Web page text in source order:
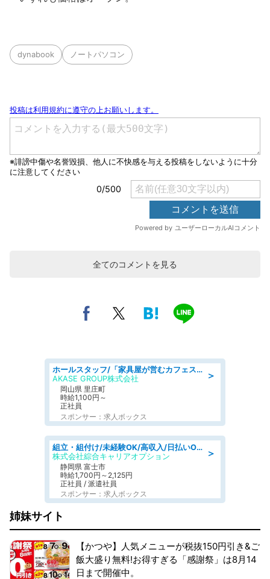
dynabook ノートパソコン
全てのコメントを見る
＞
ホールスタッフ/「家具屋が営むカフェスタッフ!」週2日～OK!嬉しいまかない付き/岡山県/浅口郡里庄町
AKASE GROUP株式会社
岡山県 里庄町
時給1,100円～
正社員
スポンサー：求人ボックス
＞
組立・組付け/未経験OK/高収入/日払いOK/交替制/20・30・40代活躍中
株式会社綜合キャリアオプション
静岡県 富士市
時給1,700円～2,125円
正社員 / 派遣社員
スポンサー：求人ボックス
姉妹サイト
【かつや】人気メニューが税抜150円引き&ご
飯大盛り無料!お得すぎる「感謝祭」は8月14
日まで開催中。